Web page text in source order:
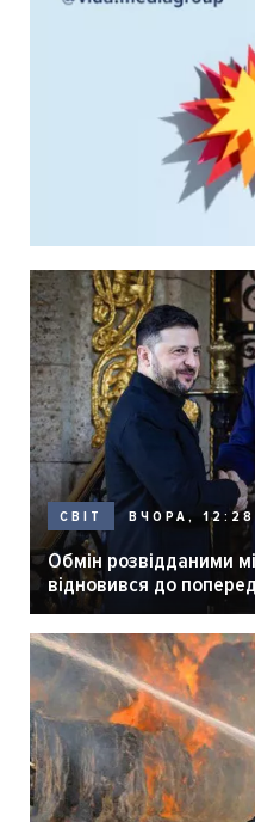
СВІТ ВЧОРА, 12:28
Обмін розвідданими
відновився до